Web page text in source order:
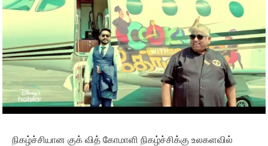
நிகழ்ச்சியான குக் வித் கோமாளி நிகழ்ச்சிக்கு உலகளவில்